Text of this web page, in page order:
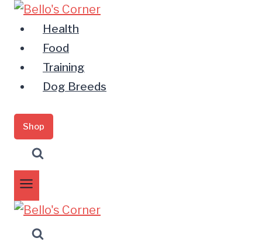
Zum
Inhalt
springen
Health
Food
Training
Dog Breeds
Shop